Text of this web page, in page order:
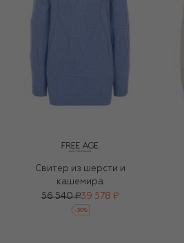
Свитер из шерсти и
кашемира
56 540 ₽39 578 ₽
-30%